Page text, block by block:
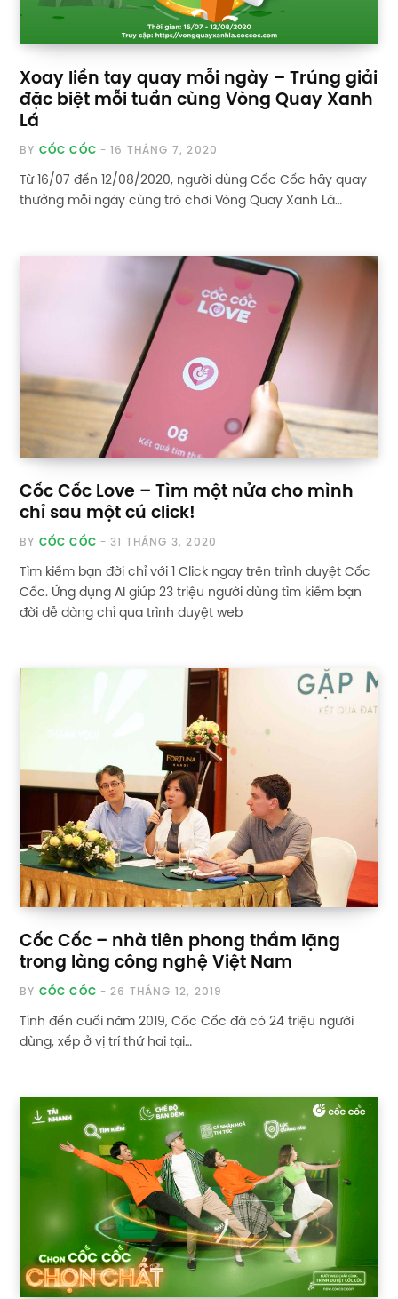
Xoay liền tay quay mỗi ngày – Trúng giải
đặc biệt mỗi tuần cùng Vòng Quay Xanh
Lá
BY CỐC CỐC 16 THÁNG 7, 2020
Từ 16/07 đến 12/08/2020, người dùng Cốc Cốc hãy quay
thưởng mỗi ngày cùng trò chơi Vòng Quay Xanh Lá…
Cốc Cốc Love – Tìm một nửa cho mình
chỉ sau một cú click!
BY CỐC CỐC 31 THÁNG 3, 2020
Tìm kiếm bạn đời chỉ với 1 Click ngay trên trình duyệt Cốc
Cốc. Ứng dụng AI giúp 23 triệu người dùng tìm kiếm bạn
đời dễ dàng chỉ qua trình duyệt web
Cốc Cốc – nhà tiên phong thầm lặng
trong làng công nghệ Việt Nam
BY CỐC CỐC 26 THÁNG 12, 2019
Tính đến cuối năm 2019, Cốc Cốc đã có 24 triệu người
dùng, xếp ở vị trí thứ hai tại…